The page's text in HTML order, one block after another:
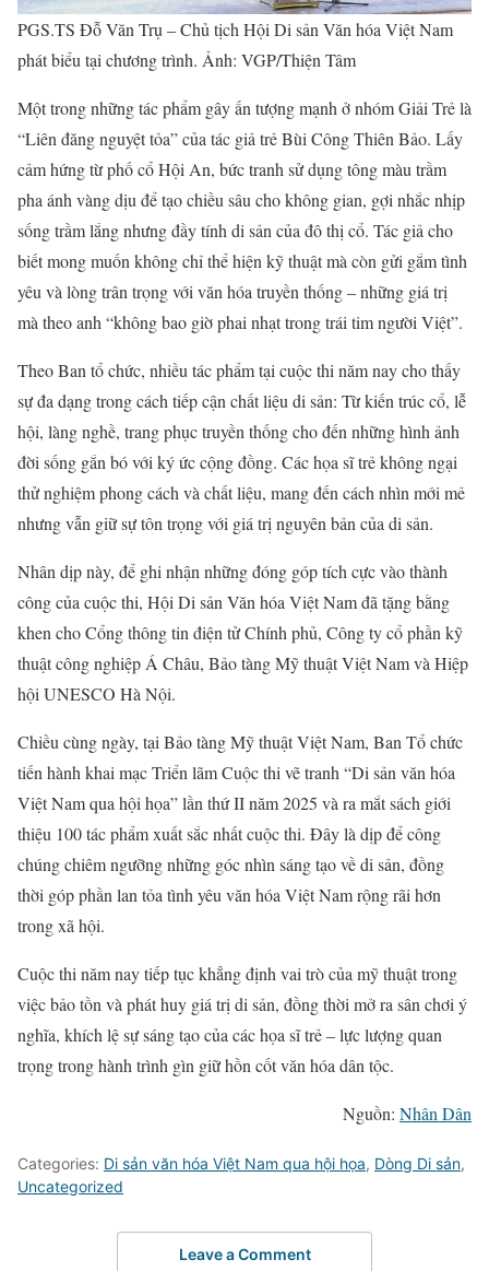
PGS.TS Đỗ Văn Trụ – Chủ tịch Hội Di sản Văn hóa Việt Nam
phát biểu tại chương trình. Ảnh: VGP/Thiện Tâm
Một trong những tác phẩm gây ấn tượng mạnh ở nhóm Giải Trẻ là
“Liên đăng nguyệt tỏa” của tác giả trẻ Bùi Công Thiên Bảo. Lấy
cảm hứng từ phố cổ Hội An, bức tranh sử dụng tông màu trầm
pha ánh vàng dịu để tạo chiều sâu cho không gian, gợi nhắc nhịp
sống trầm lắng nhưng đầy tính di sản của đô thị cổ. Tác giả cho
biết mong muốn không chỉ thể hiện kỹ thuật mà còn gửi gắm tình
yêu và lòng trân trọng với văn hóa truyền thống – những giá trị
mà theo anh “không bao giờ phai nhạt trong trái tim người Việt”.
Theo Ban tổ chức, nhiều tác phẩm tại cuộc thi năm nay cho thấy
sự đa dạng trong cách tiếp cận chất liệu di sản: Từ kiến trúc cổ, lễ
hội, làng nghề, trang phục truyền thống cho đến những hình ảnh
đời sống gắn bó với ký ức cộng đồng. Các họa sĩ trẻ không ngại
thử nghiệm phong cách và chất liệu, mang đến cách nhìn mới mẻ
nhưng vẫn giữ sự tôn trọng với giá trị nguyên bản của di sản.
Nhân dịp này, để ghi nhận những đóng góp tích cực vào thành
công của cuộc thi, Hội Di sản Văn hóa Việt Nam đã tặng bằng
khen cho Cổng thông tin điện tử Chính phủ, Công ty cổ phần kỹ
thuật công nghiệp Á Châu, Bảo tàng Mỹ thuật Việt Nam và Hiệp
hội UNESCO Hà Nội.
Chiều cùng ngày, tại Bảo tàng Mỹ thuật Việt Nam, Ban Tổ chức
tiến hành khai mạc Triển lãm Cuộc thi vẽ tranh “Di sản văn hóa
Việt Nam qua hội họa” lần thứ II năm 2025 và ra mắt sách giới
thiệu 100 tác phẩm xuất sắc nhất cuộc thi. Đây là dịp để công
chúng chiêm ngưỡng những góc nhìn sáng tạo về di sản, đồng
thời góp phần lan tỏa tình yêu văn hóa Việt Nam rộng rãi hơn
trong xã hội.
Cuộc thi năm nay tiếp tục khẳng định vai trò của mỹ thuật trong
việc bảo tồn và phát huy giá trị di sản, đồng thời mở ra sân chơi ý
nghĩa, khích lệ sự sáng tạo của các họa sĩ trẻ – lực lượng quan
trọng trong hành trình gìn giữ hồn cốt văn hóa dân tộc.
Nguồn: Nhân Dân
Categories: Di sản văn hóa Việt Nam qua hội họa, Dòng Di sản,
Uncategorized
Leave a Comment